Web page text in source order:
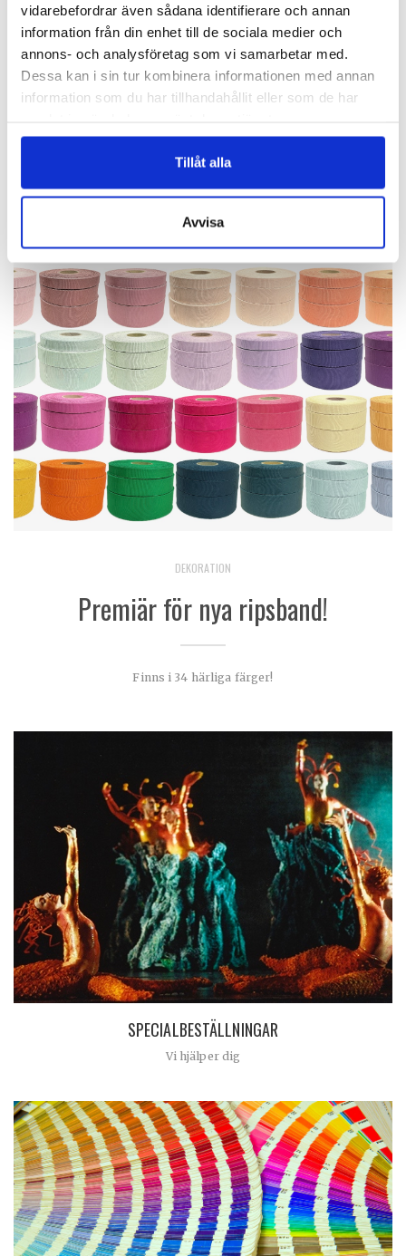
vidarebefordrar även sådana identifierare och annan
information från din enhet till de sociala medier och
annons- och analysföretag som vi samarbetar med.
Dessa kan i sin tur kombinera informationen med annan
information som du har tillhandahållit eller som de har
Tillåt alla
Avvisa
BLOMMOR
Vackra Pioner!
Finns i 15 färger!
DEKORATION
Premiär för nya ripsband!
Finns i 34 härliga färger!
SPECIALBESTÄLLNINGAR
Vi hjälper dig